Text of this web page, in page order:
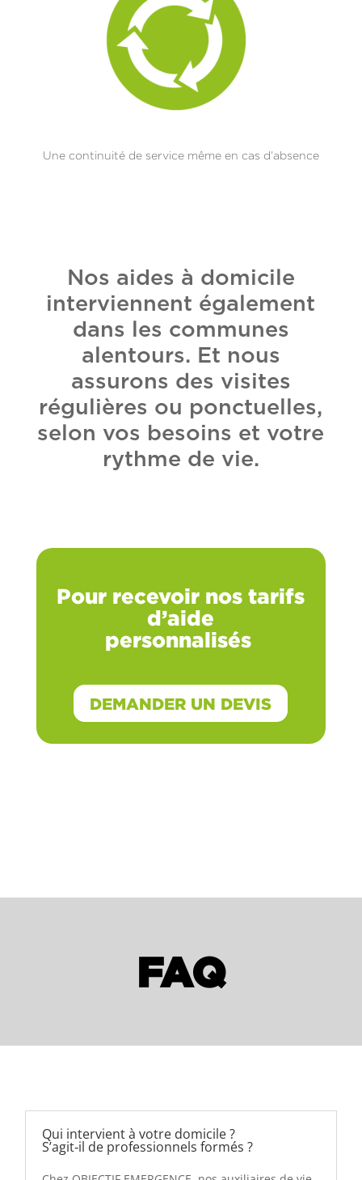
Une continuité de service même en cas d’absence
Nos aides à domicile
interviennent également
dans les communes
alentours. Et nous
assurons des visites
régulières ou ponctuelles,
selon vos besoins et votre
rythme de vie.
Pour recevoir nos tarifs
d’aide
personnalisés
DEMANDER UN DEVIS
FAQ
Qui intervient à votre domicile ?
S’agit‑il de professionnels formés ?